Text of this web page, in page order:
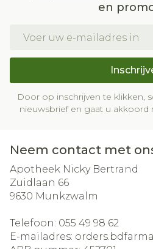
en
Door op inschrijven te klikken,
nieuwsbrief en gaat u akkoord
Neem contact met
Apotheek Nicky Bertrand
Zuidlaan 66
9630 Munkzwalm
Telefoon: 055 49 98 62
E-mailadres: